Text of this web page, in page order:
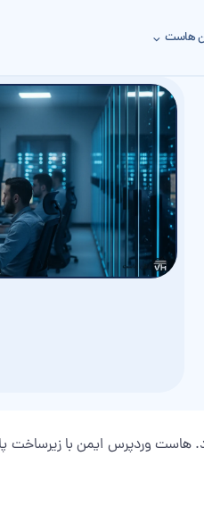
هاست
وردپرس ایمن با زیرساخت